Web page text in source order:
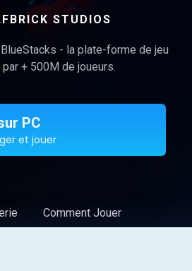
STUDIOS
- la plate-forme de jeu
+ 500M de joueurs.
PC
et jouer
Comment Jouer